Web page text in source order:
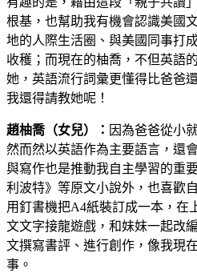
根基，也幫助我有機會認識美國
地的人際生活圈、與美國同事打
收穫；而現在的柚喬，不但英語
她，英語流行詞彙更懂得比爸爸
我還得請教她呢！
趙柚喬（女兒）： 因為爸爸從小
然而然以英語作為主要語言，還
與寫作也是推動我自主學習的重
利波特》等原文小說外，也喜歡
用釘書機把A4紙裝訂成一本，在
文文字接龍遊戲，和妹妹一起改
文撰寫書評、進行創作，像我現
事。